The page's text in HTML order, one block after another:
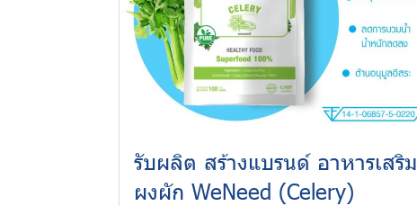
รับผลิต สร้างแบรนด์ อาหารเสริม
ผงผัก WeNeed (Celery)